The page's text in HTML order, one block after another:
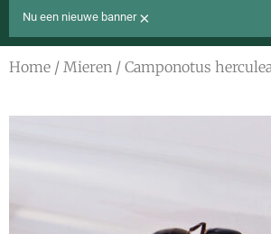
Nu een nieuwe banner ×
Home / Mieren / Camponotus